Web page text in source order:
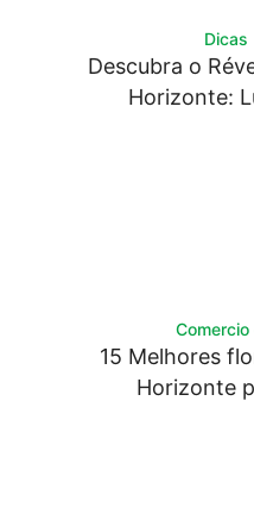
Dicas
Descubra o
Horizonte:
Comercio
15 Melhores
Horizonte